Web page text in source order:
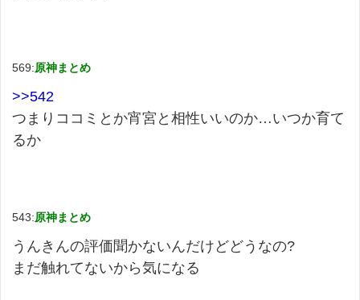
569:原神まとめ
>>542
つまりココミとか宵宮と相性いいのか…いつか育て
るか
543:原神まとめ
うんきんの評価聞かないんだけどどうなの?
まだ触れてないから気になる